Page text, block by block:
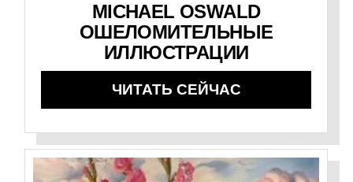
MICHAEL OSWALD
ОШЕЛОМИТЕЛЬНЫЕ
ИЛЛЮСТРАЦИИ
ЧИТАТЬ СЕЙЧАС